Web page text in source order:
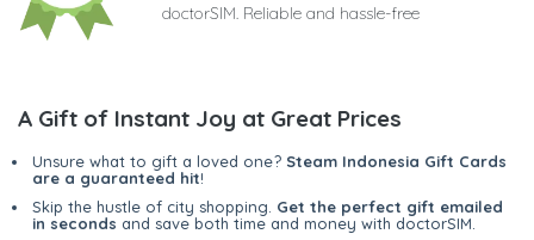
doctorSIM. Reliable and hassle-free
A Gift of Instant Joy at Great Prices
Unsure what to gift a loved one? Steam Indonesia Gift Cards
are a guaranteed hit!
Skip the hustle of city shopping. Get the perfect gift emailed
in seconds and save both time and money with doctorSIM.